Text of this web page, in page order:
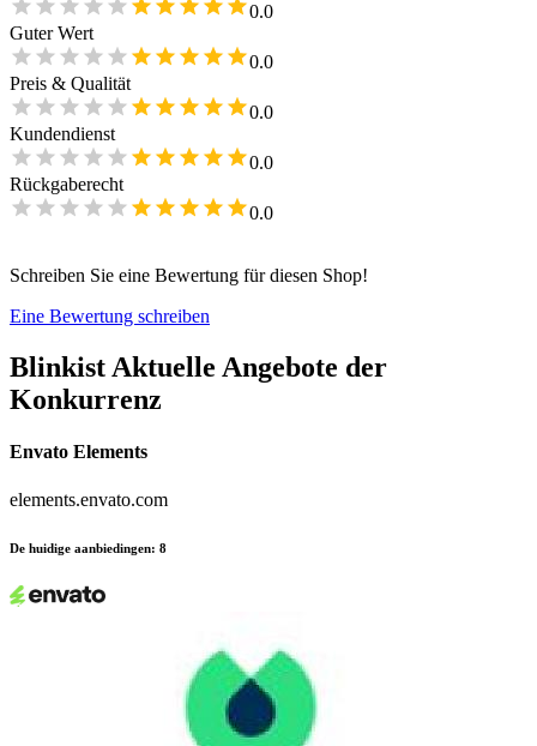
0.0
Guter Wert
0.0
Preis & Qualität
0.0
Kundendienst
0.0
Rückgaberecht
0.0
Schreiben Sie eine Bewertung für diesen Shop!
Eine Bewertung schreiben
Blinkist Aktuelle Angebote der
Konkurrenz
Envato Elements
elements.envato.com
De huidige aanbiedingen: 8